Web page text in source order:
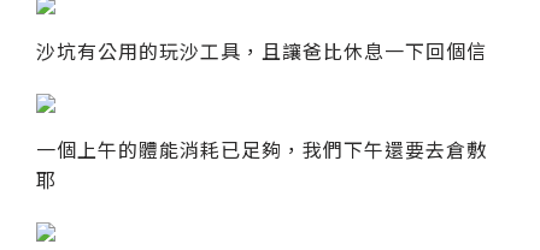
沙坑有公用的玩沙工具，且讓爸比休息一下回個信
一個上午的體能消耗已足夠，我們下午還要去倉敷
耶